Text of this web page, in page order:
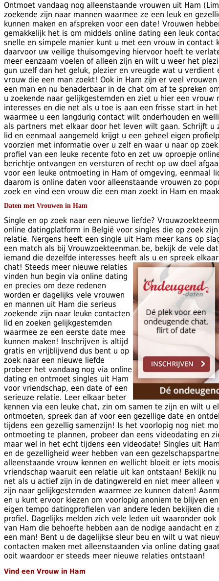
Ontmoet vandaag nog alleenstaande vrouwen uit Ham
zoekende zijn naar mannen waarmee ze een leuk en
kunnen maken en afspreken voor een date! Vrouwen
gemakkelijk het is om middels online dating een leuk
snelle en simpele manier kunt u met een vrouw in contact
daarvoor uw veilige thuisomgeving hiervoor hoeft te
meer eenzaam voelen of alleen zijn en wilt u weer het
gun uzelf dan het geluk, plezier en vreugde wat u verdient
vrouw die een man zoekt! Ook in Ham zijn er veel
een man en nu benaderbaar in de chat om af te spreken
u zoekende naar gelijkgestemden en ziet u hier een vrouw
interesses en die net als u toe is aan een frisse start in
waarmee u een langdurig contact wilt onderhouden en
als partners met elkaar door het leven wilt gaan. Schrijft u
lid en eenmaal aangemeld krijgt u een geheel eigen
voorzien met informatie over u zelf en waar u naar op
profiel van een leuke recente foto en zet uw oproepje
berichtje ontvangen en versturen of recht op uw doel
voor een leuke ontmoeting in Ham of omgeving, eenmaal
daarom is online daten voor alleenstaande vrouwen zo
zoek en vind een vrouw die een man zoekt in Ham en
Daten met Vrouwen in Ham
Single en op zoek naar een nieuwe liefde?
online datingplatform in België voor singles die op zoek
relatie. Nergens heeft een single uit Ham meer kans op
een match als bij Vrouwzoekteenman.be, bekijk de vele
iemand die dezelfde interesses heeft als u en spreek
chat! Steeds meer nieuwe relaties
vinden hun begin via online dating
en precies om deze redenen
worden er dagelijks vele vrouwen
en mannen uit Ham die serieus
zoekende zijn naar leuke contacten
lid en zoeken gelijkgestemden
waarmee ze een eerste date mee
kunnen maken! Inschrijven is altijd
gratis en vrijblijvend dus bent u op
zoek naar een nieuwe liefde
probeer het vandaag nog via online
dating en ontmoet singles uit Ham
voor vriendschap, een date of een
serieuze relatie. Leer elkaar beter
kennen via een leuke chat, zin om samen te zijn en wilt u
ontmoeten, spreek dan af voor een gezellige date en
tijdens een gezellig samenzijn! Is het voorlopig nog niet
ontmoeting te plannen, probeer dan eens videodating en
maar wel in het echt tijdens een videodate! Singles uit
en de gezelligheid weer hebben van een
alleenstaande vrouw kennen en wellicht bloeit er iets
vriendschap waaruit een relatie uit kan ontstaan! Bekijk nu
net als u actief zijn in de datingwereld en niet meer alleen
zijn naar gelijkgestemden waarmee ze kunnen daten!
en u kunt ervoor kiezen om voorlopig anoniem te blijven
eigen tempo datingprofielen van andere leden bekijken die
profiel. Dagelijks melden zich vele leden uit waaronder
van Ham die behoefte hebben aan de nodige aandacht en
een man! Bent u de dagelijkse sleur beu en wilt u wat
contacten maken met alleenstaanden via online dating
ooit waardoor er steeds meer nieuwe relaties ontstaan!
Vind een Vrouw in Ham